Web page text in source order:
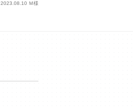
2023.08.10 Ｍ様